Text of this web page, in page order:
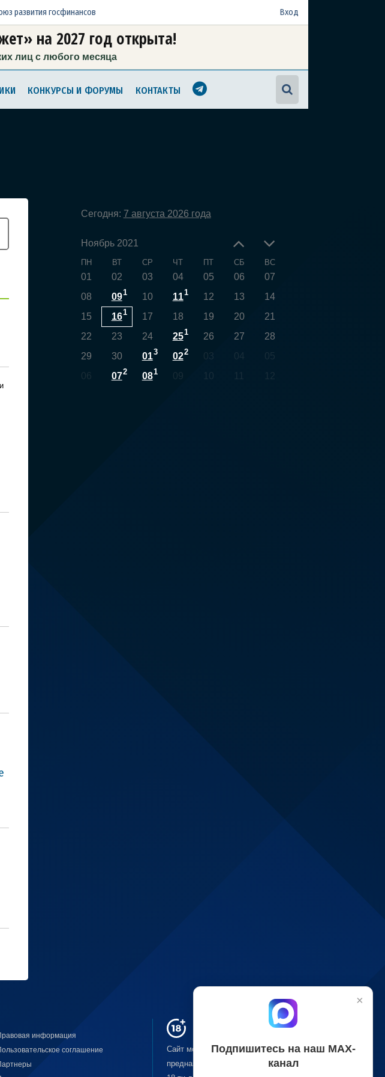
развития госфинансов Вход
на 2027 год открыта!
лиц с любого месяца
КОНКУРСЫ И ФОРУМЫ КОНТАКТЫ
Сегодня: 7 августа 2026 года
Ноябрь 2021
ПН ВТ СР ЧТ ПТ СБ ВС
01 02 03 04 05 06
07
08
091 10 111 12 13
14
15
161 17 18 19 20
21
22
23 24 251 26 27
28
29
30 013 022 03 04
05
06
072 081 09 10 11 12
Правовая информация
Пользовательское соглашение
Партнеры
×
Подпишитесь на наш МАХ-
канал
Сайт может содержать материалы, не
предназначенные для лиц младше